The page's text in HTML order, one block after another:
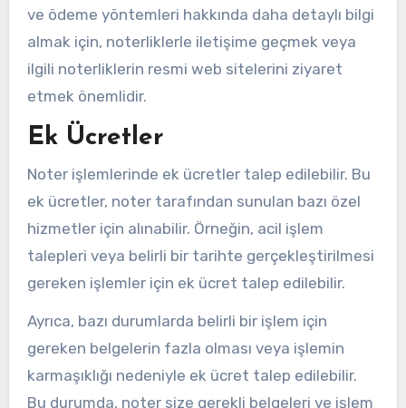
ve ödeme yöntemleri hakkında daha detaylı bilgi
almak için, noterliklerle iletişime geçmek veya
ilgili noterliklerin resmi web sitelerini ziyaret
etmek önemlidir.
Ek Ücretler
Noter işlemlerinde ek ücretler talep edilebilir. Bu
ek ücretler, noter tarafından sunulan bazı özel
hizmetler için alınabilir. Örneğin, acil işlem
talepleri veya belirli bir tarihte gerçekleştirilmesi
gereken işlemler için ek ücret talep edilebilir.
Ayrıca, bazı durumlarda belirli bir işlem için
gereken belgelerin fazla olması veya işlemin
karmaşıklığı nedeniyle ek ücret talep edilebilir.
Bu durumda, noter size gerekli belgeleri ve işlem